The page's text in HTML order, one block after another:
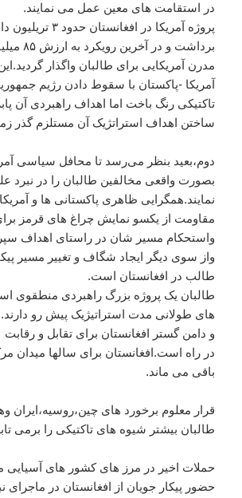
در استقامت های معین عمل می نمایند.
پروژه آمریکا در
برداشت و
مدرن آمریکایی برای طالبان واگذار
آمریکا -پاکستان با سقوط دادن رژیم
تاکتیکی رنگ باخت اما اهداف راهبردی آن
ساختن اهداف استراتژیک آن مستلزم گذر
دوم،بعید بنظر می‌رسد تا محافل سیاسی
بصورت واقعی مخالفین طالبان را در نبرد
نمایند.همگرایی ظاهری پاکستانی ها و
مقاومت از یکسو نمایش چراغ های قرمز
واستحکام مسیر شان در راستای اهداف
واز سوی دیگر ایجاد شگاف و تغییر مسیر
طالب در افغانستان است.
طالبان یک پروژه بزرگ راهبردی منطقوی
های طولانی مدت استراتیژیک پیش رو
و دامن گستر افغانستان برای تقابل و
در راه است.افغانستان برای سالها میدان
باقی می ماند.
قرار معلوم برخورد های چین،روسیه،ایران
طالبان بیشتر شیوه های تاکتیکی را برمی
حملات اخیر در مرز های کشور های آسیایی
حضور پیکار جویان از افغانستان در ماجرای